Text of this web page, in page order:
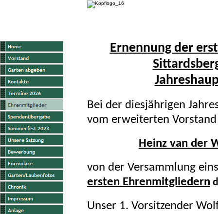
Ernennung der
Bei der diesjährigen
vom erweiterten
Heinz van der
von der Versammlung
ersten Ehrenmitgliedern
Unser 1. Vorsitzender